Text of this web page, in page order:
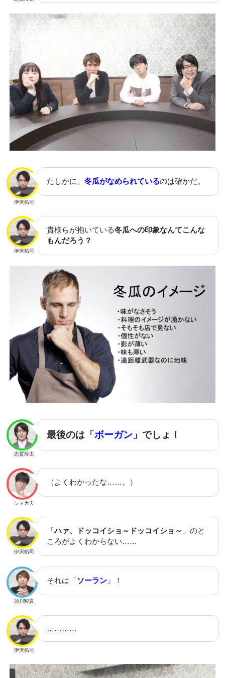
伊沢拓司
たしかに、冬瓜がなめられているのは確かだ。
伊沢拓司
貴様らが抱いている冬瓜への印象なんてこんな
もんだろう？
志賀玲太
最後のは 「ボーガン」 でしょ！
シャカ夫
（よくわかったな……。）
伊沢拓司
「ハァ、ドッコイショ～ドッコイショ～ 」のと
ころがよくわからない……
須貝駿貴
それは 「ソーラン 」 ！
伊沢拓司
…………